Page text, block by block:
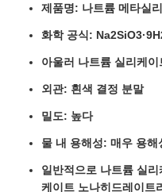
제품명: 나트륨 메타실
화학 공식:
아울러 나트륨 실리케
외관: 흰색 결정 분말
밀도: 높다
물 내 용해성: 매우 용해
일반적으로 나트륨 실
케이트 노나히드레이트